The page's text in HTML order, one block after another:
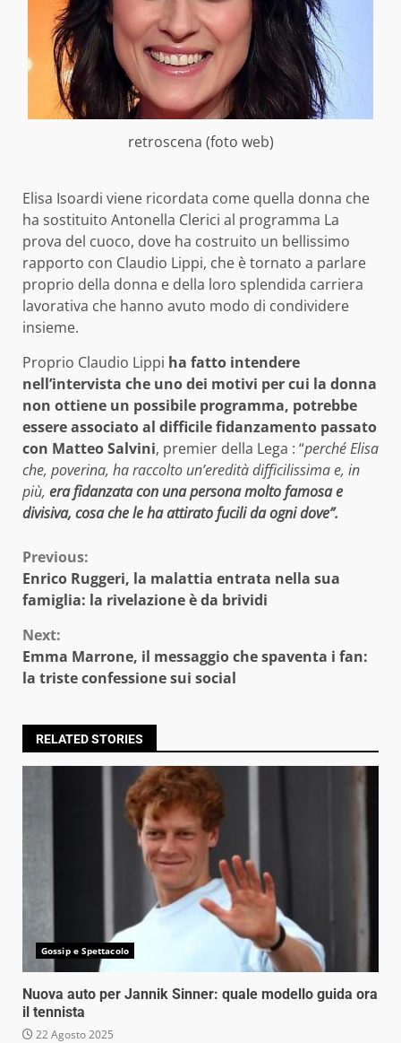
retroscena (foto web)
Elisa Isoardi viene ricordata come quella donna che
ha sostituito Antonella Clerici al programma La
prova del cuoco, dove ha costruito un bellissimo
rapporto con Claudio Lippi, che è tornato a parlare
proprio della donna e della loro splendida carriera
lavorativa che hanno avuto modo di condividere
insieme.
Proprio Claudio Lippi ha fatto intendere
nell’intervista che uno dei motivi per cui la donna
non ottiene un possibile programma, potrebbe
essere associato al difficile fidanzamento passato
con Matteo Salvini, premier della Lega : “perché Elisa
che, poverina, ha raccolto un’eredità difficilissima e, in
più, era fidanzata con una persona molto famosa e
divisiva, cosa che le ha attirato fucili da ogni dove”.
Continue
Reading
Previous:
Enrico Ruggeri, la malattia entrata nella sua
famiglia: la rivelazione è da brividi
Next:
Emma Marrone, il messaggio che spaventa i fan:
la triste confessione sui social
RELATED STORIES
Gossip e Spettacolo
Nuova auto per Jannik Sinner: quale modello guida ora
il tennista
22 Agosto 2025